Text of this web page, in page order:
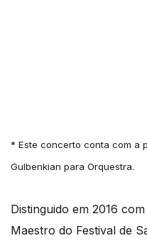
* Este concerto conta com a
Gulbenkian para Orquestra.
Distinguido em 2016
Maestro do Festival de